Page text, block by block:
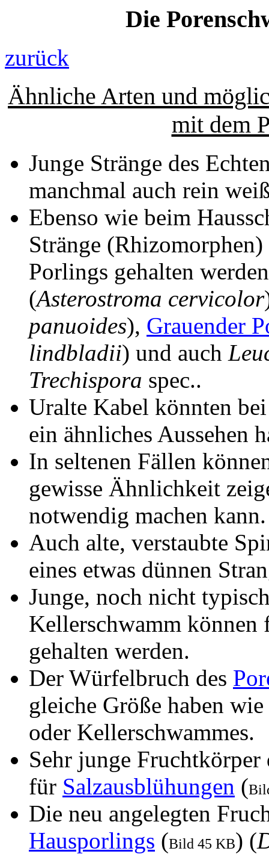
Die
zurück
Ähnliche Arten und
mit dem
Junge Stränge des
manchmal auch rein
Ebenso wie beim
Stränge
Porlings gehalten
(Asterostroma cervicolor
panuoides), Grauender
lindbladii) und auch
Trechispora spec..
Uralte Kabel könnten
ein ähnliches Aussehen
In seltenen Fällen
gewisse Ähnlichkeit
notwendig machen kann.
Auch alte, verstaubte
eines etwas dünnen
Junge, noch nicht
Kellerschwamm können
gehalten werden.
Der Würfelbruch des
gleiche Größe haben
oder Kellerschwammes.
Sehr junge Fruchtkörper
für Salzausblühungen (
Die neu angelegten
Hausporlings (Bild 45 KB) (